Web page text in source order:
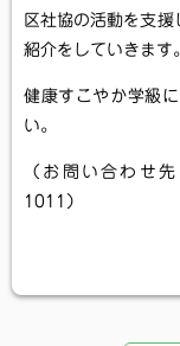
区社協の活動を支援
紹介をしていきます。
健康すこやか学級
い。
（お問い合わ
1011）